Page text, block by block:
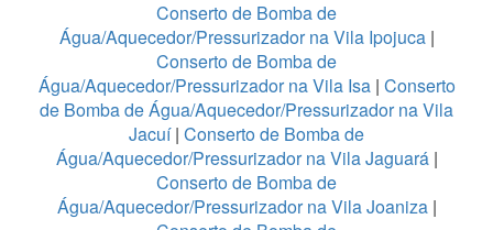
Conserto de Bomba de
Água/Aquecedor/Pressurizador na Vila Ipojuca|
Conserto de Bomba de
Água/Aquecedor/Pressurizador na Vila Isa| Conserto
de Bomba de Água/Aquecedor/Pressurizador na Vila
Jacuí| Conserto de Bomba de
Água/Aquecedor/Pressurizador na Vila Jaguará|
Conserto de Bomba de
Água/Aquecedor/Pressurizador na Vila Joaniza|